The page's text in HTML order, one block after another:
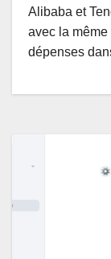
Alibaba et
avec la
dépenses